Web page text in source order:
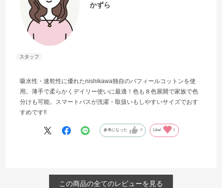
かずら
吸水性・速乾性に優れたnishikawa独自のパフィールコットンを使
用。薄手で柔らかくデイリー使いに最適！色も８色展開で家族で色
分けも可能。スマートバスが洗濯・取扱いもしやすいサイズでおす
すめです!!
参考になった 0 Like! 1
この商品の全てのレビューを見る